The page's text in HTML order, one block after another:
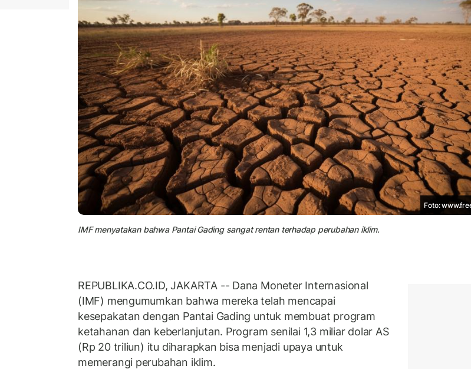
Foto:
IMF menyatakan bahwa Pantai Gading sangat rentan terhadap perubahan iklim.
REPUBLIKA.CO.ID, JAKARTA -- Dana Moneter Internasional
(IMF) mengumumkan bahwa mereka telah mencapai
kesepakatan dengan Pantai Gading untuk membuat program
ketahanan dan keberlanjutan. Program senilai 1,3 miliar dolar AS
(Rp 20 triliun) itu diharapkan bisa menjadi upaya untuk
memerangi perubahan iklim.